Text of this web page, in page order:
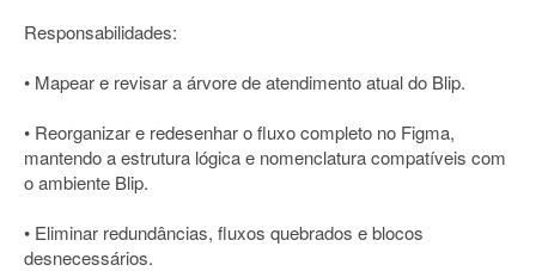
Responsabilidades:
• Mapear e revisar a árvore de atendimento atual do Blip.
• Reorganizar e redesenhar o fluxo completo no Figma,
mantendo a estrutura lógica e nomenclatura compatíveis com
o ambiente Blip.
• Eliminar redundâncias, fluxos quebrados e blocos
desnecessários.